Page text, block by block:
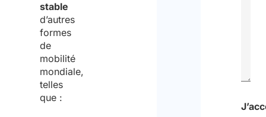
stable
d’autres
formes
de
mobilité
mondiale,
telles
que :